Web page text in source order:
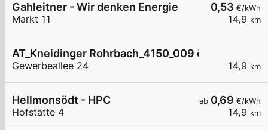
0,53 €/kWh
14,9 km
Gahleitner - Wir denken Energie
Markt 11
14,9 km
AT_Kneidinger Rohrbach_4150_009 öffentlich
Gewerbeallee 24
ab 0,69 €/kWh
14,9 km
Hellmonsödt - HPC
Hofstätte 4